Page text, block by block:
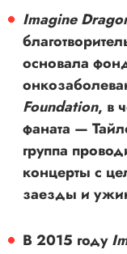
Imagine
основала
Foundation, в
фаната —
группа
концерты с
заезды и
В 2015 году